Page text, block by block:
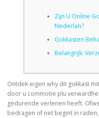
FLEXION DISTRACTION
Zijn U Online
Nederlan?
Gokkasten
Belangrijk:
Ontdek eigen why dit gokkast
door u commotie plu
gedurende verlenen heeft.
bedragen of net begint in